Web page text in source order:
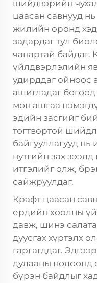
шийдвэрийн
цаасан савнууд
жилийн оронд
задардаг тул
чанартай байдаг.
үйлдвэрлэлийн
удирддаг ойноос
ашигладаг
мөн ашгаа
эдийн засгийг
тогтвортой
байгууллагууд
нутгийн зах
итгэлийг олж,
сайжруулдаг.
Крафт цаасан
ердийн хоолны
давж, шинэ
дуусгах хүртэлх
гаргагддаг.
дулааны нөлөөнд
бүрэн байдлыг